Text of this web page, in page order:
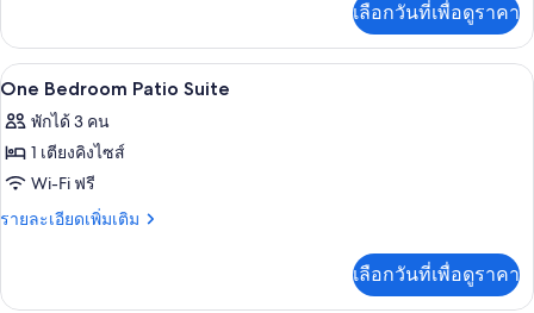
Suite
เกี่ยว
กับ
Mid
Cabin
Suite
เลือกวันที่เพื่อดูราคา
เปิด
ภาพถ่าย
ทั้งหมด
ของ
One
Suite
เครื่องนอนระดับพรีเมียม, มินิบาร์, ตู้นิ
5
One Bedroom Patio Suite
พักได้ 3 คน
1 เตียงคิงไซส์
Wi-Fi ฟรี
รายละเอียดเพิ่มเติม
ราย
เกี่ยว
เลือกวันที่เพื่อดูราคา